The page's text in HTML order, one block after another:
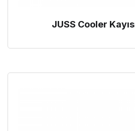
JUSS Cooler